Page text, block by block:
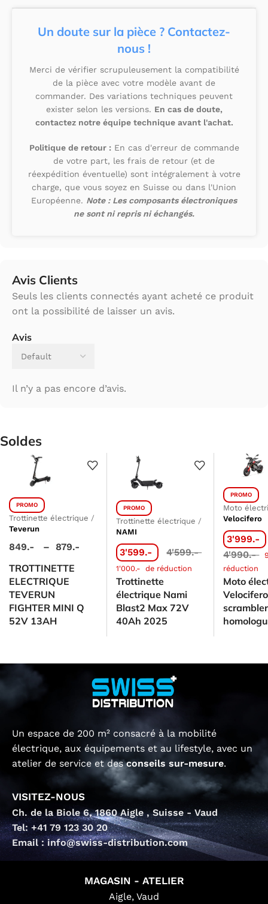
Un doute sur la pièce ? Contactez-
nous !
Merci de vérifier scrupuleusement la compatibilité
de la pièce avec votre modèle avant de
commander. Des variations techniques peuvent
exister selon les versions. En cas de doute,
contactez notre équipe technique avant l'achat.
Politique de retour : En cas d'erreur de commande
de votre part, les frais de retour (et de
réexpédition éventuelle) sont intégralement à votre
charge, que vous soyez en Suisse ou dans l'Union
Européenne. Note : Les composants électroniques
ne sont ni repris ni échangés.
Avis Clients
Avis
Il n’y a pas encore d’avis.
Seuls les clients connectés ayant acheté ce produit
ont la possibilité de laisser un avis.
Soldes
PROMO
Trottinette électrique /
Teverun
849.- – 879.-
TROTTINETTE
ELECTRIQUE
TEVERUN
FIGHTER MINI Q
52V 13AH
PROMO
Trottinette électrique /
NAMI
3'599.- 4'599.-
1'000.- de réduction
Trottinette
électrique Nami
Blast2 Max 72V
40Ah 2025
PROMO
Moto
Velocifero
3'999.-
4'990.-
réduction
Moto
Un espace de 200 m² consacré à la mobilité
électrique, aux équipements et au lifestyle, avec un
atelier de service et desconseils sur-mesure.
VISITEZ-NOUS
Ch. de la Biole 6, 1860 Aigle , Suisse - Vaud
Tel: +41 79 123 30 20
Email : info@swiss-distribution.com
MAGASIN - ATELIER
Aigle, Vaud